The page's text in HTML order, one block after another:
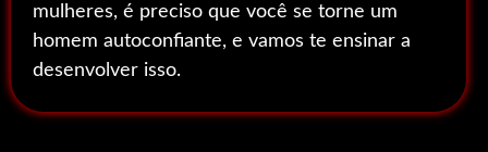
mulheres, é preciso que você se torne um
homem autoconfiante, e vamos te ensinar a
desenvolver isso.